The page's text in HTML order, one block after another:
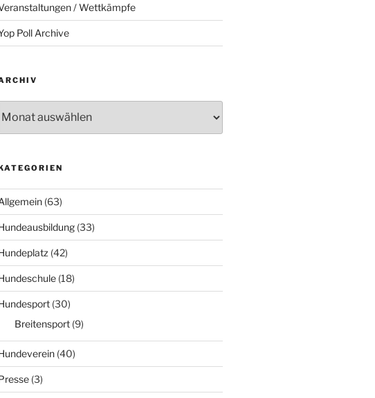
/ Wettkämpfe
Poll Archive
(63)
(33)
(42)
(18)
(30)
Breitensport(9)
(40)
(3)